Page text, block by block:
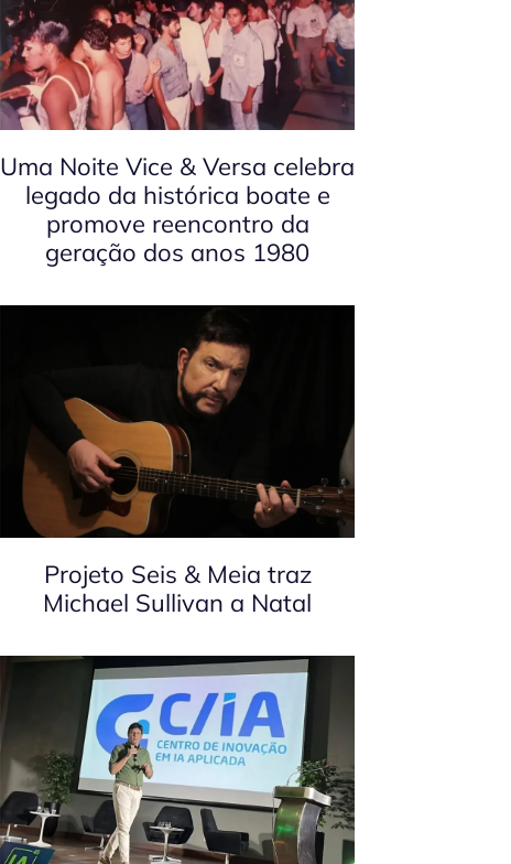
Uma Noite Vice & Versa celebra
legado da histórica boate e
promove reencontro da
geração dos anos 1980
Projeto Seis & Meia traz
Michael Sullivan a Natal